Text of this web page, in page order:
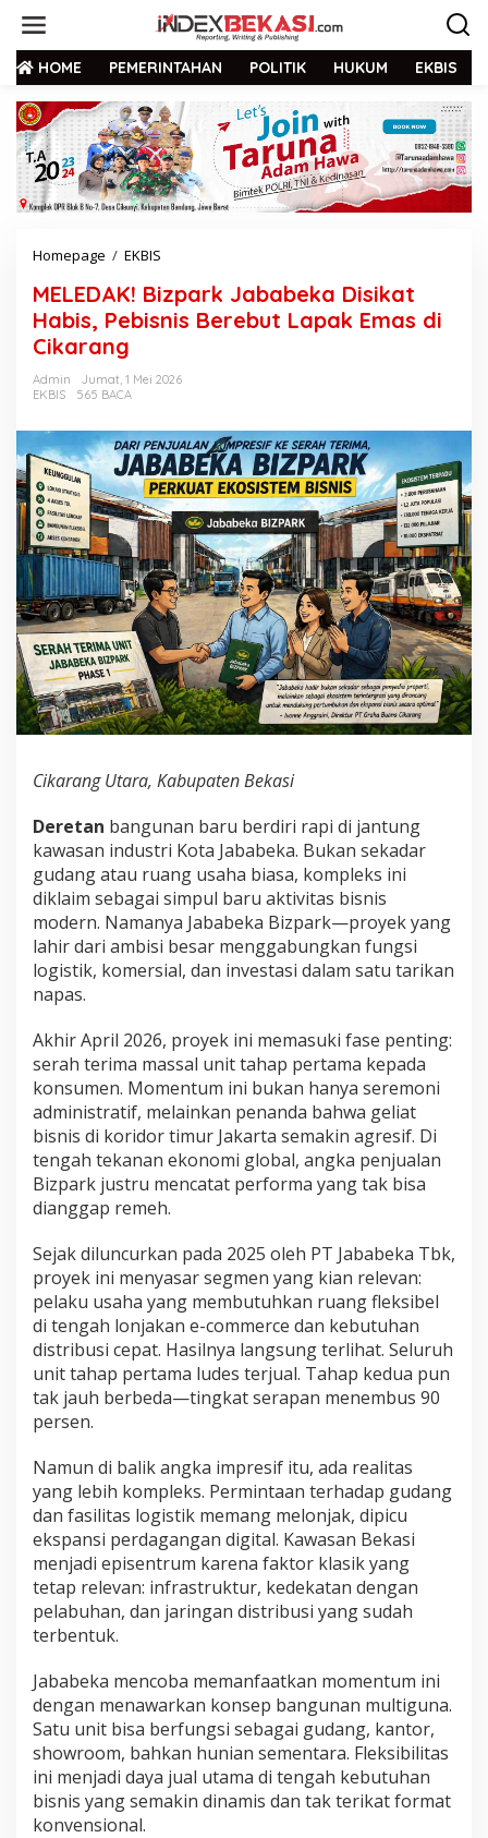
HOME PEMERINTAHAN POLITIK HUKUM EKBIS
Homepage / EKBIS
MELEDAK! Bizpark Jababeka Disikat
Habis, Pebisnis Berebut Lapak Emas di
Cikarang
Admin
Jumat, 1 Mei 2026
EKBIS
565 BACA
Cikarang Utara, Kabupaten Bekasi
Deretan bangunan baru berdiri rapi di jantung
kawasan industri Kota Jababeka. Bukan sekadar
gudang atau ruang usaha biasa, kompleks ini
diklaim sebagai simpul baru aktivitas bisnis
modern. Namanya Jababeka Bizpark—proyek yang
lahir dari ambisi besar menggabungkan fungsi
logistik, komersial, dan investasi dalam satu tarikan
napas.
Akhir April 2026, proyek ini memasuki fase penting:
serah terima massal unit tahap pertama kepada
konsumen. Momentum ini bukan hanya seremoni
administratif, melainkan penanda bahwa geliat
bisnis di koridor timur Jakarta semakin agresif. Di
tengah tekanan ekonomi global, angka penjualan
Bizpark justru mencatat performa yang tak bisa
dianggap remeh.
Sejak diluncurkan pada 2025 oleh PT Jababeka Tbk,
proyek ini menyasar segmen yang kian relevan:
pelaku usaha yang membutuhkan ruang fleksibel
di tengah lonjakan e-commerce dan kebutuhan
distribusi cepat. Hasilnya langsung terlihat. Seluruh
unit tahap pertama ludes terjual. Tahap kedua pun
tak jauh berbeda—tingkat serapan menembus 90
persen.
Namun di balik angka impresif itu, ada realitas
yang lebih kompleks. Permintaan terhadap gudang
dan fasilitas logistik memang melonjak, dipicu
ekspansi perdagangan digital. Kawasan Bekasi
menjadi episentrum karena faktor klasik yang
tetap relevan: infrastruktur, kedekatan dengan
pelabuhan, dan jaringan distribusi yang sudah
terbentuk.
Jababeka mencoba memanfaatkan momentum ini
dengan menawarkan konsep bangunan multiguna.
Satu unit bisa berfungsi sebagai gudang, kantor,
showroom, bahkan hunian sementara. Fleksibilitas
ini menjadi daya jual utama di tengah kebutuhan
bisnis yang semakin dinamis dan tak terikat format
konvensional.